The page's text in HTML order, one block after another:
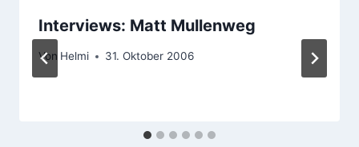
Interviews: Matt Mullenweg
Von Helmi 31. Oktober 2006